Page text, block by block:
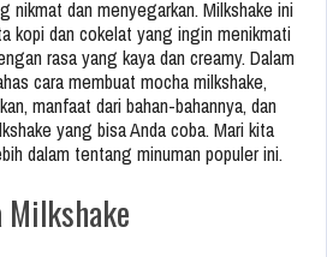
nikmat dan menyegarkan. Milkshake ini
kopi dan cokelat yang ingin menikmati
rasa yang kaya dan creamy. Dalam
cara membuat mocha milkshake,
manfaat dari bahan-bahannya, dan
yang bisa Anda coba. Mari kita
dalam tentang minuman populer ini.
Milkshake